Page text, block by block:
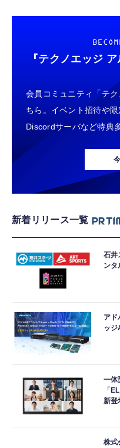
『テクノエッジ ア
会員コミュニティ「テ
ちら。イベント招待や
Discordサーバなど特典
新着リリース一覧
石井
ンタ
アド
ッ
一体
「
新登
株式